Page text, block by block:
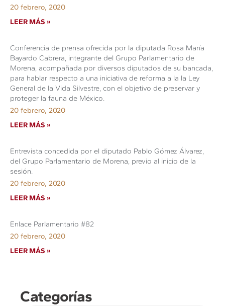
20 febrero, 2020
LEER MÁS »
Conferencia de prensa ofrecida por la diputada Rosa María
Bayardo Cabrera, integrante del Grupo Parlamentario de
Morena, acompañada por diversos diputados de su bancada,
para hablar respecto a una iniciativa de reforma a la la Ley
General de la Vida Silvestre, con el objetivo de preservar y
proteger la fauna de México.
20 febrero, 2020
LEER MÁS »
Entrevista concedida por el diputado Pablo Gómez Álvarez,
del Grupo Parlamentario de Morena, previo al inicio de la
sesión.
20 febrero, 2020
LEER MÁS »
Enlace Parlamentario #82
20 febrero, 2020
LEER MÁS »
Categorías